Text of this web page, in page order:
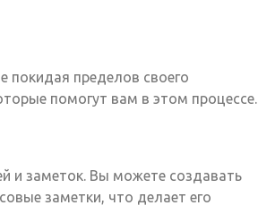
покидая пределов своего
помогут вам в этом процессе.
и заметок. Вы можете создавать
заметки, что делает его